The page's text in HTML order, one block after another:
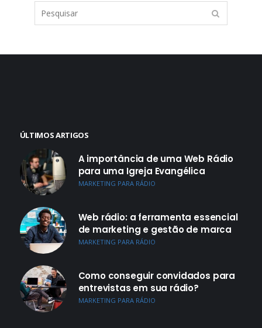
ÚLTIMOS ARTIGOS
A importância de uma Web Rádio
para uma Igreja Evangélica
MARKETING PARA RÁDIO
Web rádio: a ferramenta essencial
de marketing e gestão de marca
MARKETING PARA RÁDIO
Como conseguir convidados para
entrevistas em sua rádio?
MARKETING PARA RÁDIO